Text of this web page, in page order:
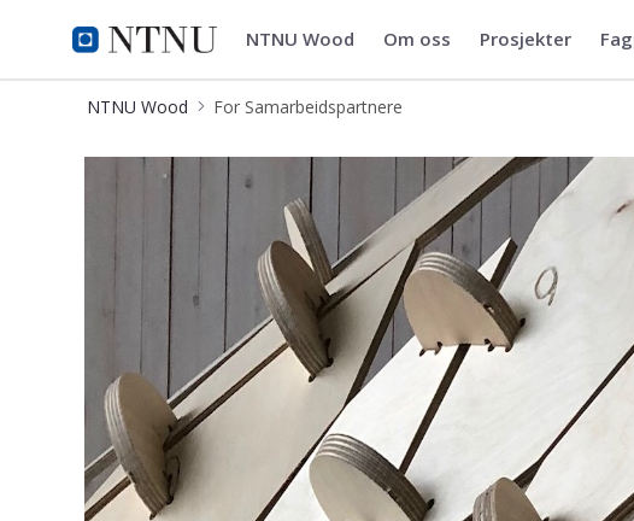
NTNU WoodNTNU Wood Om oss Prosjekter
NTNU Wood For Samarbeidspartnere
Samarbeidspartnere - NTNU Wood